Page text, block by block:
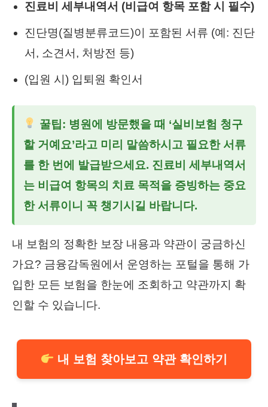
진료비 세부내역서 (비급여 항목 포함 시 필수)
진단명(질병분류코드)이 포함된 서류 (예: 진단
서, 소견서, 처방전 등)
(입원 시) 입퇴원 확인서
꿀팁: 병원에 방문했을 때 ‘실비보험 청구
할 거예요’라고 미리 말씀하시고 필요한 서류
를 한 번에 발급받으세요. 진료비 세부내역서
는 비급여 항목의 치료 목적을 증빙하는 중요
한 서류이니 꼭 챙기시길 바랍니다.
내 보험의 정확한 보장 내용과 약관이 궁금하신
가요? 금융감독원에서 운영하는 포털을 통해 가
입한 모든 보험을 한눈에 조회하고 약관까지 확
인할 수 있습니다.
내 보험 찾아보고 약관 확인하기